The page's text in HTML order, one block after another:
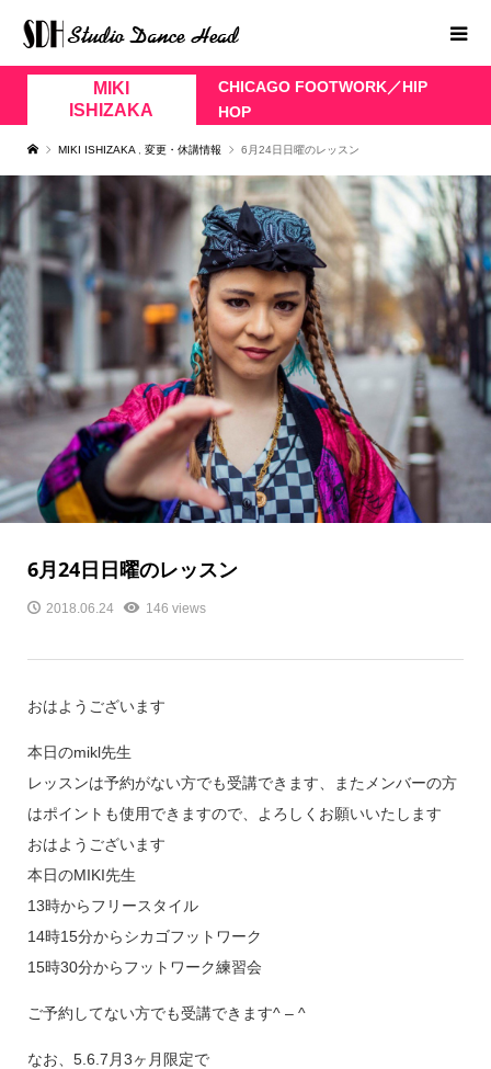
MIKI
ISHIZAKA
CHICAGO FOOTWORK／HIP
HOP
MIKI ISHIZAKA 変更・休講情報 6月24日日曜のレッスン
6月24日日曜のレッスン
2018.06.24 146 views
おはようございます
本日のmikl先生
レッスンは予約がない方でも受講できます、またメンバーの方
はポイントも使用できますので、よろしくお願いいたします
おはようございます
本日のMIKI先生
13時からフリースタイル
14時15分からシカゴフットワーク
15時30分からフットワーク練習会
ご予約してない方でも受講できます^ – ^
なお、5.6.7月3ヶ月限定で